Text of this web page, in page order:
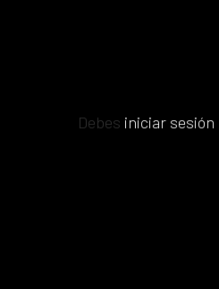
Debes iniciar sesión